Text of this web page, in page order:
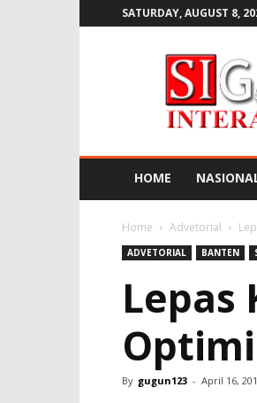
SATURDAY, AUGUST 8,
INTERAKTIF
HOME
Home Advetorial
ADVETORIAL BANTEN
Lepas
By gugun123 - April 16,